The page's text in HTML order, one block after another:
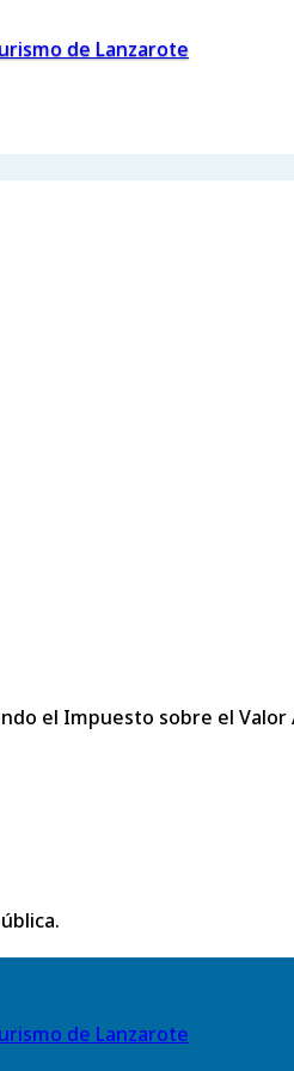
de Lanzarote
el Impuesto sobre el
de Lanzarote